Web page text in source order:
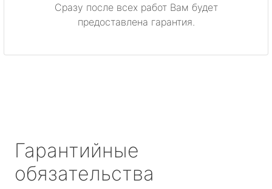
Сразу после всех работ Вам будет
предоставлена гарантия.
Гарантийные
обязательства